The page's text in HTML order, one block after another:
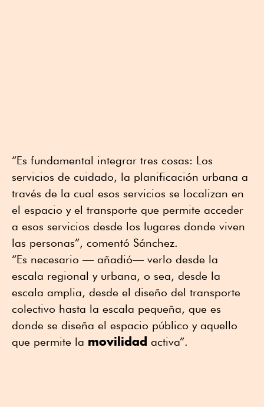
“Es fundamental integrar tres cosas: Los
servicios de cuidado, la planificación urbana a
través de la cual esos servicios se localizan en
el espacio y el transporte que permite acceder
a esos servicios desde los lugares donde viven
las personas”, comentó Sánchez.
“Es necesario — añadió— verlo desde la
escala regional y urbana, o sea, desde la
escala amplia, desde el diseño del transporte
colectivo hasta la escala pequeña, que es
donde se diseña el espacio público y aquello
que permite la movilidad activa”.